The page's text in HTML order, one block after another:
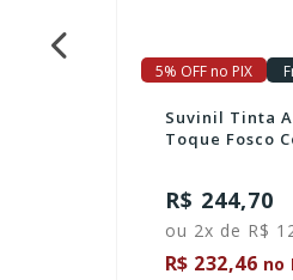
5% OFF no PIX
Suvinil Tinta
Toque Fosco
R$ 244,70
ou 2x de R$
R$ 232,46 no